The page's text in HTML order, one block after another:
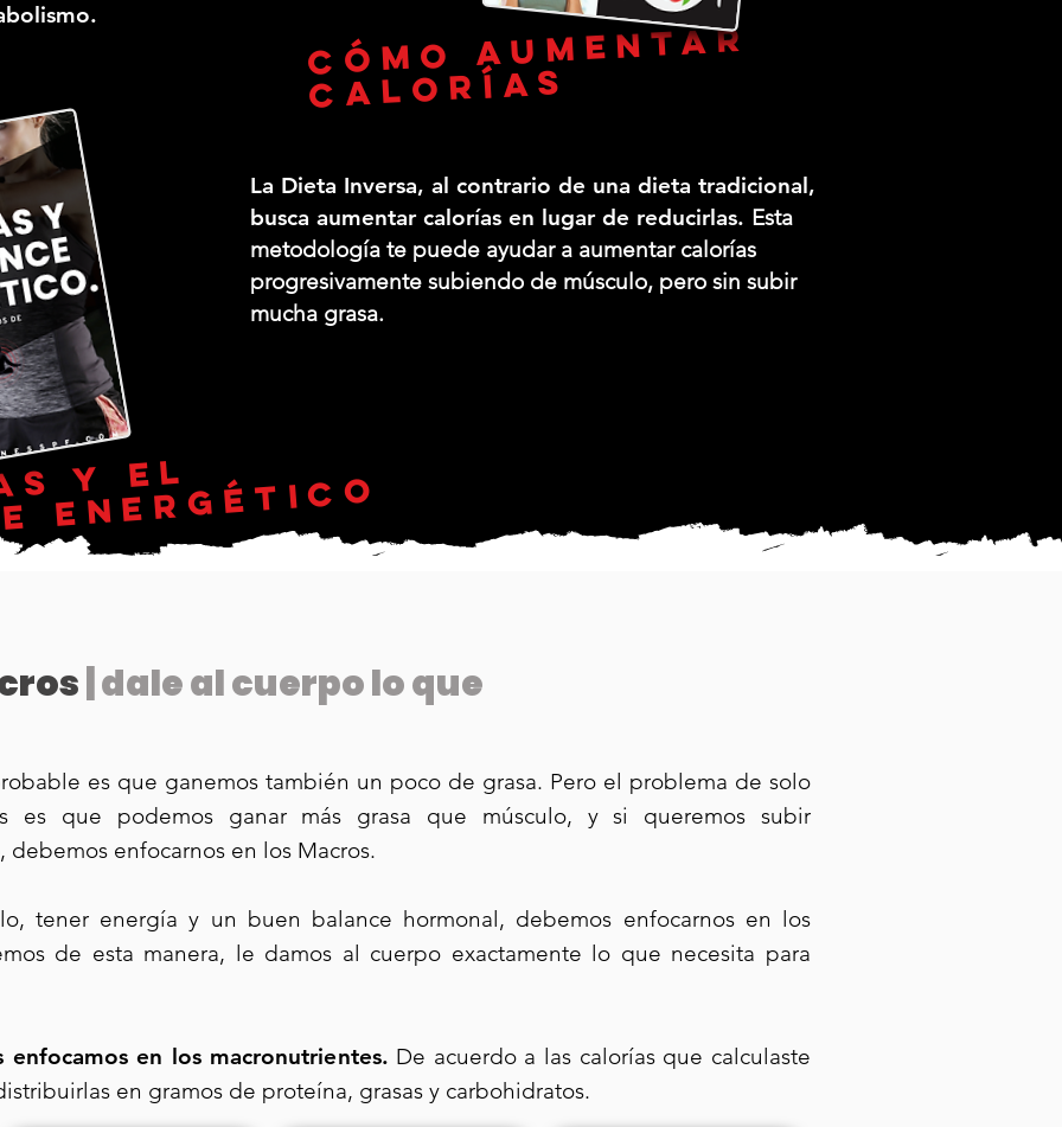
cómo aumentar
calorías
La Dieta Inversa, al contrario de una dieta tradicional,
busca aumentar calorías en lugar de reducirlas. Esta
metodología te puede ayudar a aumentar calorías
progresivamente subiendo de músculo, pero sin subir
mucha grasa.
| dale al cuerpo lo que
es que ganemos también un poco de grasa. Pero el problema de solo
es que podemos ganar más grasa que músculo, y si queremos subir
enfocarnos en los Macros.
tener energía y un buen balance hormonal, debemos enfocarnos en los
de esta manera, le damos al cuerpo exactamente lo que necesita para
enfocamos en los macronutrientes. De acuerdo a las calorías que calculaste
en gramos de proteína, grasas y carbohidratos.